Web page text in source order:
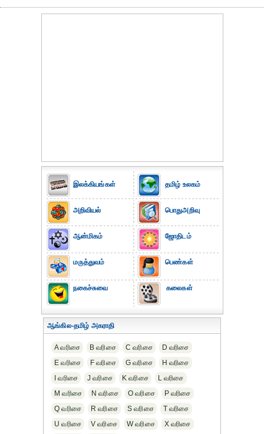
இலக்கியங்கள்
அறிவியல்
ஆன்மிகம்
மருத்துவம்
நகைச்சுவை
தமிழ் உலகம்
பொதுஅறிவு
ஜோதிடம்
பெண்கள்
கலைகள்
ஆங்கில-தமிழ் அகராதி
A வரிசை B வரிசை C வரிசை
D வரிசை
E வரிசை
F வரிசை G வரிசை
H வரிசை
I வரிசை
J வரிசை K வரிசை
L வரிசை
M வரிசை
N வரிசை O வரிசை
P வரிசை
Q வரிசை
R வரிசை S வரிசை
T வரிசை
U வரிசை
V வரிசை W வரிசை X வரிசை